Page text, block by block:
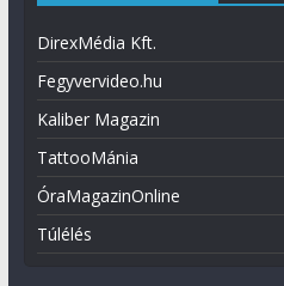
DirexMédia Kft.
Fegyvervideo.hu
Kaliber Magazin
TattooMánia
ÓraMagazinOnline
Túlélés